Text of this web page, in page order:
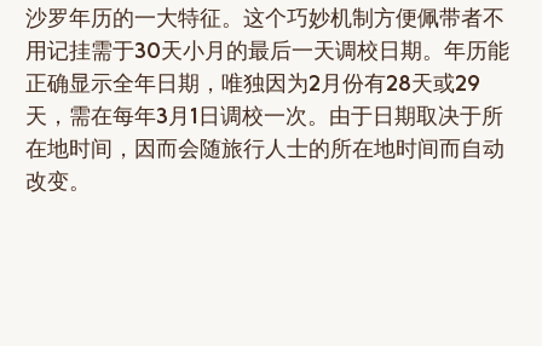
沙罗年历的一大特征。这个巧妙机制方便佩带者不
用记挂需于30天小月的最后一天调校日期。年历能
正确显示全年日期，唯独因为2月份有28天或29
天，需在每年3月1日调校一次。由于日期取决于所
在地时间，因而会随旅行人士的所在地时间而自动
改变。